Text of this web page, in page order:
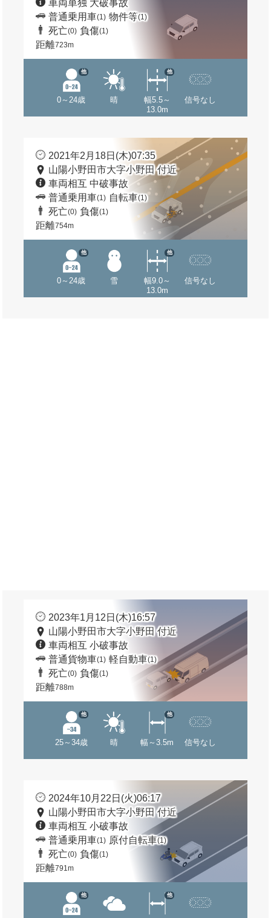
車両単独 大破事故
普通乗用車(1) 物件等(1)
死亡(0) 負傷(1)
距離723m
0～24歳
他
晴
幅5.5～
13.0m
他
信号なし
2021年2月18日(木)07:35
山陽小野田市大字小野田 付近
車両相互 中破事故
普通乗用車(1) 自転車(1)
死亡(0) 負傷(1)
距離754m
0～24歳
他
雪
幅9.0～
13.0m
他
信号なし
2023年1月12日(木)16:57
山陽小野田市大字小野田 付近
車両相互 小破事故
普通貨物車(1) 軽自動車(1)
死亡(0) 負傷(1)
距離788m
25～34歳
他
晴 幅～3.5m
他
信号なし
2024年10月22日(火)06:17
山陽小野田市大字小野田 付近
車両相互 小破事故
普通乗用車(1) 原付自転車(1)
死亡(0) 負傷(1)
距離791m
他 他